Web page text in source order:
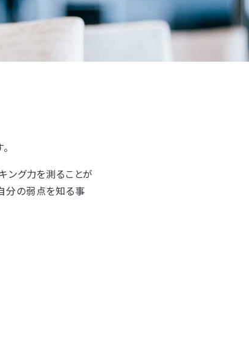
ング力を測ることが
分の弱点を知る事